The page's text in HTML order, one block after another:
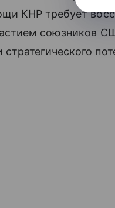
КНР требует
союзников